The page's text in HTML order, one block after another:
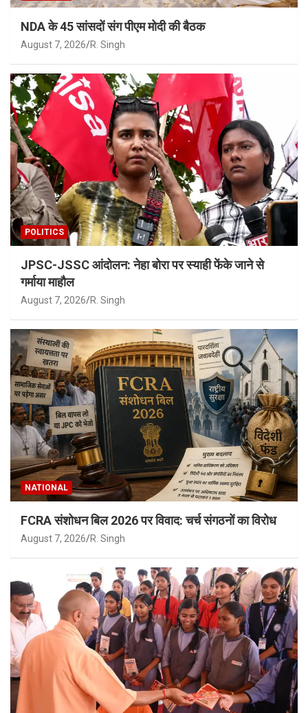
NDA के 45 सांसदों संग पीएम मोदी की बैठक
August 7, 2026 R. Singh
POLITICS
JPSC-JSSC आंदोलन: नेहा बोरा पर स्याही फेंके जाने से
गर्माया माहौल
August 7, 2026 R. Singh
NATIONAL
FCRA संशोधन बिल 2026 पर विवाद: चर्च संगठनों का विरोध
August 7, 2026 R. Singh